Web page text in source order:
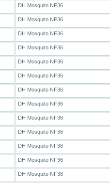
DH Mosquito NF36
DH Mosquito NF36
DH Mosquito NF36
DH Mosquito NF36
DH Mosquito NF36
DH Mosquito NF36
DH Mosquito NF36
DH Mosquito NF36
DH Mosquito NF36
DH Mosquito NF36
DH Mosquito NF36
DH Mosquito NF36
DH Mosquito NF36